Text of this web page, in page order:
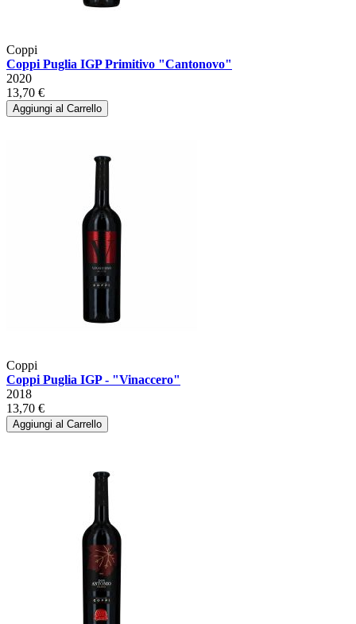
Coppi
Coppi Puglia IGP Primitivo "Cantonovo"
2020
13,70 €
Aggiungi al Carrello
Coppi
Coppi Puglia IGP - "Vinaccero"
2018
13,70 €
Aggiungi al Carrello